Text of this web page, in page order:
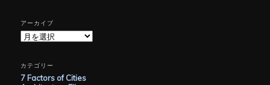
アーカイブ
ア
ー
イ
ブ
カテゴリー
7 Factors of Cities